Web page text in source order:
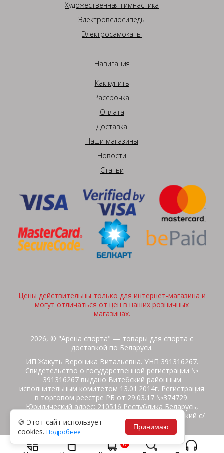
Художественная гимнастика
Электровелосипеды
Электросамокаты
Навигация
Как купить
Рассрочка
Оплата
Доставка
Наши магазины
Новости
Статьи
Цены действительны только для интернет-магазина и
могут отличаться от цен в наших розничных
магазинах.
2026, © "Арена спорта" — товары для спорта с
доставкой по Беларуси.
ИП Жакуть Вероника Витальевна. УНП 391316267.
Свидетельство о государственной регистрации №
391316267 выдано Витебский районным
исполнительным комитетом 13.01.2014г. Регистрация
в торговом реестре РБ от 29.03.17 №374729.
Юридический адрес: 210516 Республика Беларусь,
Витебская область, Витебский район, Бабиничский с/
с, аг.Ольгово, ул.Школьная
Потребителям на заметку
0
🍪 Этот сайт использует
cookies. Подробнее
Принимаю